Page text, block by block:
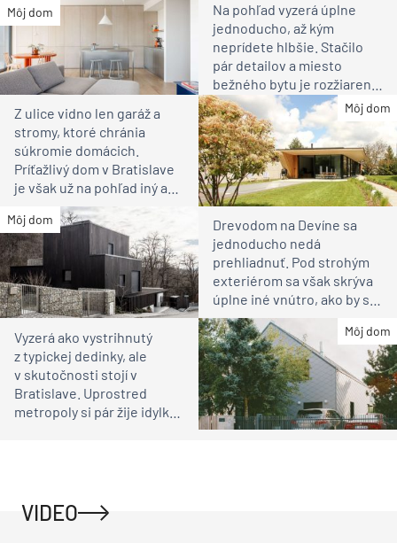
Môj dom
Na pohľad vyzerá úplne
jednoducho, až kým
neprídete hlbšie. Stačilo
pár detailov a miesto
bežného bytu je rozžiarené
bývanie pre rodinu
Môj dom
Z ulice vidno len garáž a
stromy, ktoré chránia
súkromie domácich.
Príťažlivý dom v Bratislave
je však už na pohľad iný ako
susedia
Môj dom
Drevodom na Devíne sa
jednoducho nedá
prehliadnuť. Pod strohým
exteriérom sa však skrýva
úplne iné vnútro, ako by ste
čakali
Môj dom
Vyzerá ako vystrihnutý
z typickej dedinky, ale
v skutočnosti stojí v
Bratislave. Uprostred
metropoly si pár žije idylku
VIDEO